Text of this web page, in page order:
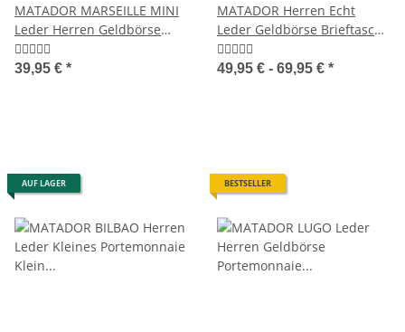
MATADOR MARSEILLE MINI
Leder Herren Geldbörse
Börse Klein RFID
39,95 € *
MATADOR Herren Echt
Leder Geldbörse Brieftasche
RFID TüV
49,95 € - 69,95 € *
AUF LAGER BESTSELLER